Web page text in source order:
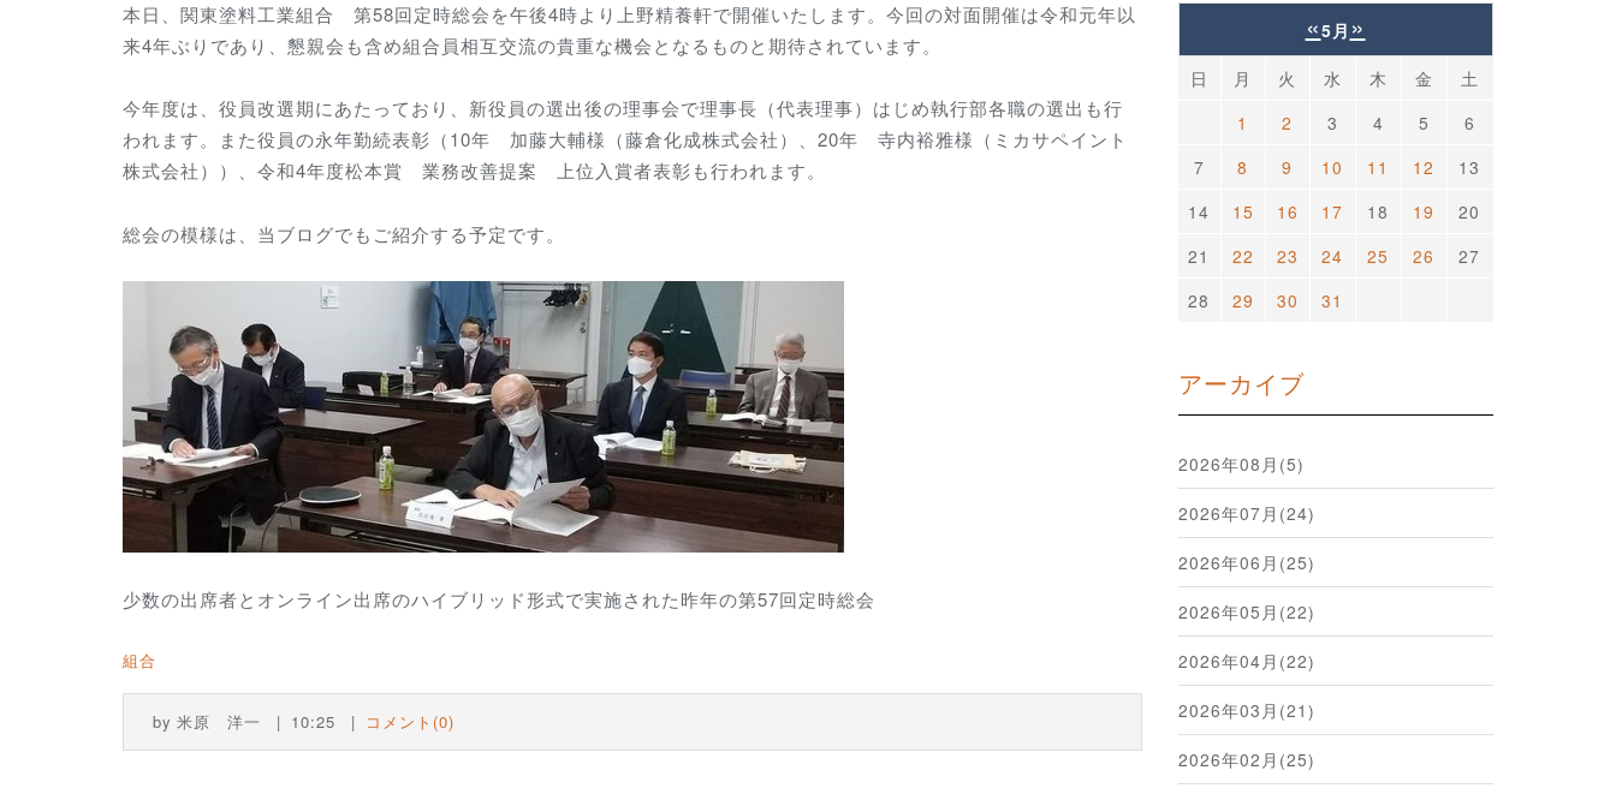
本日、関東塗料工業組合 第58回定時総会を午後4時より上野精養軒で開催いたします。今回の対面開催は令和元年以
来4年ぶりであり、懇親会も含め組合員相互交流の貴重な機会となるものと期待されています。
今年度は、役員改選期にあたっており、新役員の選出後の理事会で理事長（代表理事）はじめ執行部各職の選出も行
われます。また役員の永年勤続表彰（10年 加藤大輔様（藤倉化成株式会社）、20年 寺内裕雅様（ミカサペイント
株式会社））、令和4年度松本賞 業務改善提案 上位入賞者表彰も行われます。
総会の模様は、当ブログでもご紹介する予定です。
少数の出席者とオンライン出席のハイブリッド形式で実施された昨年の第57回定時総会
組合
by 米原 洋一 10:25 コメント(0)
«5月 »
日 月 火 水 木 金
土
1
2 3 4 5
6
7
8 9 10 11 12
13
14
15 16 17 18 19
20
21
22 23 24 25 26
27
28
29 30 31
アーカイブ
2026年08月(5)
2026年07月(24)
2026年06月(25)
2026年05月(22)
2026年04月(22)
2026年03月(21)
2026年02月(25)